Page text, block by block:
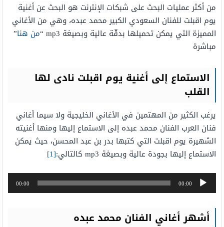
من أكثر عمليات البحث على شبكات الإنترنت هو البحث عن أغنية
يوم اقبلت للفنان السعودي الكبير محمد عبده، وهي من الأغاني
المميزة التي يمكن تحميلها بدقّة عالية وبصيغة mp3 “
من هنا”
مباشرة
الاستماع إلى أغنية يوم اقبلت نادى لها
القلب
يرغب الكثير من المهتمين في الأغاني الخليجية ولا سيما أغاني
فنان العرب الفنان محمد عبده إلى الاستماع إليها ومنها أغنيته
الشهيرة يوم اقبلت التي كتبها بدر بن عبد المحسن، حيث يمكن
الاستماع إليها بجودة عالية وبصيغة mp3 كالتالي:
[1]
مشغل
الصوت
00:00
00:00
أشهر أغاني الفنان محمد عبده